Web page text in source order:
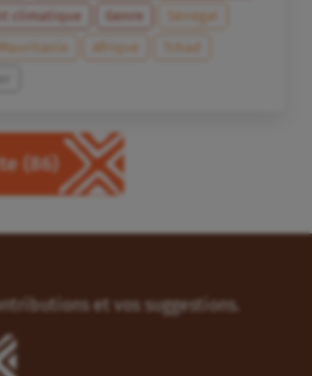
climatique Genre
Sénégal
Mauritanie Afrique
Tchad
(86)
et vos suggestions.